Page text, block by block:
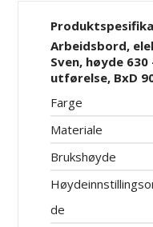
Arbeidsbord,
Sven, høyde 630
utførelse, BxD
Farge
Materiale
Brukshøyde
de